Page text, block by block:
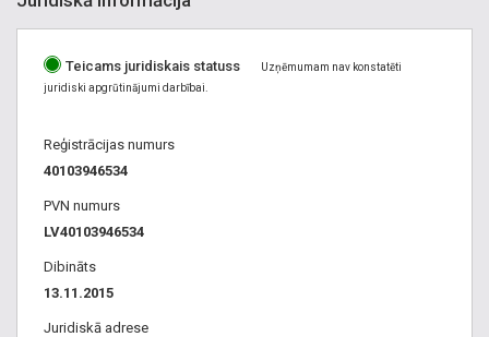
Teicams juridiskais statuss
Uzņēmumam nav konstatēti
juridiski apgrūtinājumi darbībai.
Reģistrācijas numurs
40103946534
PVN numurs
LV40103946534
Dibināts
13.11.2015
Juridiskā adrese